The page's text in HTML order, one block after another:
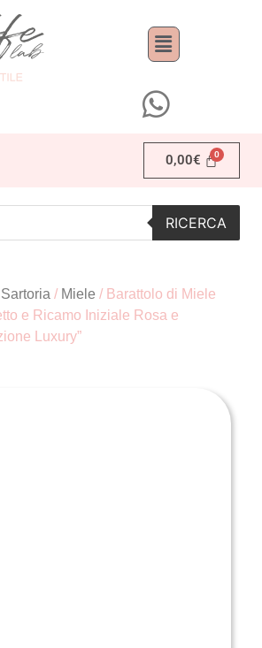
0,00€
RICERCA
/ Miele / Barattolo di Miele
e Ricamo Iniziale Rosa e
Luxury”